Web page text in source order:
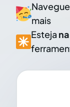
Navegue
mais
Esteja